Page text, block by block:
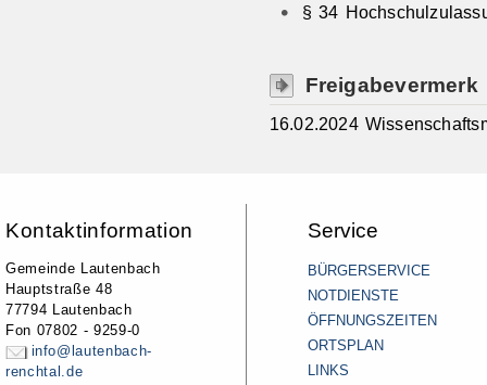
§ 34
Freigabevermerk
16.02.2024
Kontaktinformation
Gemeinde Lautenbach
Hauptstraße 48
77794 Lautenbach
Fon 07802 - 9259-0
info@lautenbach-
renchtal.de
Service
BÜRGERSERVICE
NOTDIENSTE
ÖFFNUNGSZEITEN
ORTSPLAN
LINKS